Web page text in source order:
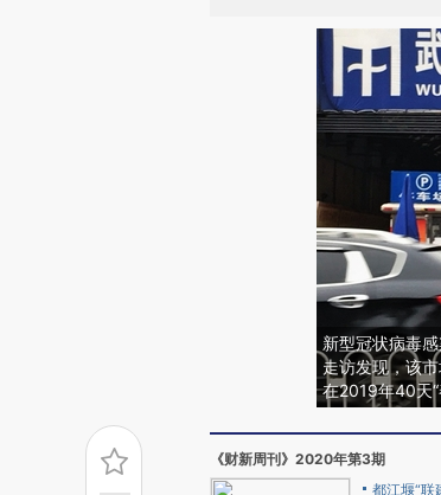
新型冠状病毒
走访发现，该
在2019年40天
《财新周刊》2020年第3期
都江堰“联